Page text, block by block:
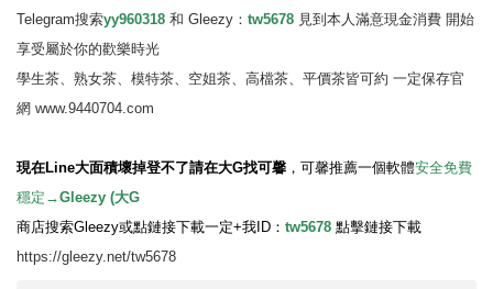
Telegram搜索yy960318 和 Gleezy： tw5678 見到本人滿意現金消費 開始
享受屬於你的歡樂時光
學生茶、熟女茶、模特茶、空姐茶、高檔茶、平價茶皆可約 一定保存官
網 www.9440704.com
現在Line大面積壞掉登不了請在大G找可馨 ， 可馨推薦一個軟體安全免費
穩定→Gleezy (大G
商店搜索Gleezy或點鏈接下載一定+我ID： tw5678 點擊鏈接下載
https://gleezy.net/tw5678